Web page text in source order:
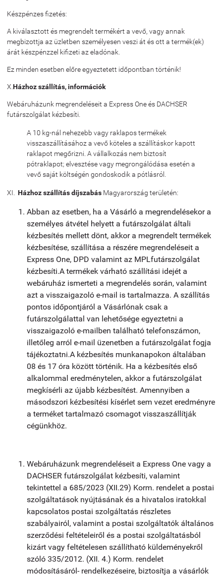
Készpénzes fizetés:
A kiválasztott és megrendelt termékért a vevő, vagy annak
megbizottja az üzletben személyesen veszi át és ott a termék(ek)
árát készpénzzel kifizeti az eladónak.
Ez minden esetben előre egyeztetett időpontban történik!
X. Házhoz szállítás, információk
Webáruházunk megrendeléseit a Express One és DACHSER
futárszolgálat kézbesíti.
A 10 kg-nál nehezebb vagy raklapos termékek
visszaszállításához a vevő köteles a szállításkor kapott
raklapot megőrizni. A vállalkozás nem biztosít
pótraklapot; elvesztése vagy megrongálódása esetén a
vevő saját költségén gondoskodik a pótlásról.
XI. Házhoz szállítás díjszabás Magyarország területén:
Abban az esetben, ha a Vásárló a megrendelésekor a
személyes átvétel helyett a futárszolgálat általi
kézbesítés mellett dönt, akkor a megrendelt termékek
kézbesítése, szállítása a részére megrendeléseit a
Express One, DPD valamint az MPLfutárszolgálat
kézbesíti.A termékek várható szállítási idejét a
webáruház ismerteti a megrendelés során, valamint
azt a visszaigazoló e-mail is tartalmazza. A szállítás
pontos időpontjáról a Vásárlónak csak a
futárszolgálattal van lehetősége egyeztetni a
visszaigazoló e-mailben található telefonszámon,
illetőleg arról e-mail üzenetben a futárszolgálat fogja
tájékoztatni.A kézbesítés munkanapokon általában
08 és 17 óra között történik. Ha a kézbesítés első
alkalommal eredménytelen, akkor a futárszolgálat
megkísérli az újabb kézbesítést. Amennyiben a
másodszori kézbesítési kísérlet sem vezet eredményre
a terméket tartalmazó csomagot visszaszállítják
cégünkhöz.
Webáruházunk megrendeléseit a Express One vagy a
DACHSER futárszolgálat kézbesíti, valamint
tekintettel a 685/2023 (XII.29) Korm. rendelet a postai
szolgáltatások nyújtásának és a hivatalos iratokkal
kapcsolatos postai szolgáltatás részletes
szabályairól, valamint a postai szolgáltatók általános
szerződési feltételeiről és a postai szolgáltatásból
kizárt vagy feltételesen szállítható küldeményekről
szóló 335/2012. (XII. 4.) Korm. rendelet
módosításáról- rendelkezéseire, biztosítja a vásárlók